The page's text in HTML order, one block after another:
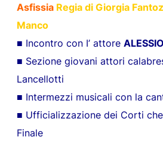
Asfissia Regia di Giorgia
Manco
■ Incontro con I’ attore
■ Sezione giovani attori
Lancellotti
■ Intermezzi musicali con la
■ Ufficializzazione dei Corti
Finale